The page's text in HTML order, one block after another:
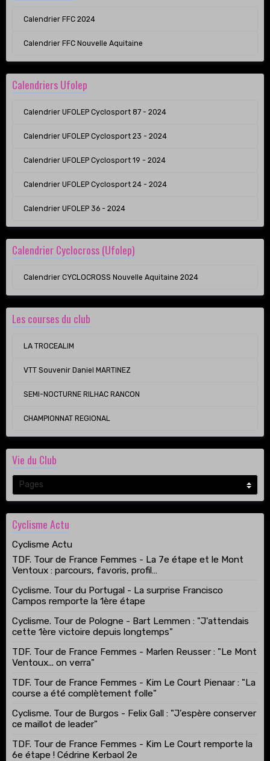
Calendrier FFC 2024
Calendrier FFC Nouvelle Aquitaine
Calendriers Ufolep
Calendrier UFOLEP Cyclosport 87 - 2024
Calendrier UFOLEP Cyclosport 23 - 2024
Calendrier UFOLEP Cyclosport 19 - 2024
Calendrier UFOLEP Cyclosport 24 - 2024
Calendrier UFOLEP 36 - 2024
Calendrier Cyclocross (Ufolep)
Calendrier CYCLOCROSS Nouvelle Aquitaine 2024
Les courses du club
LA TROCEALIM
VTT Souvenir Daniel MARTINEZ
SEMI-NOCTURNE RILHAC RANCON
CHAMPIONNAT REGIONAL
Vie du Club
Cyclisme Actu
Cyclisme Actu
TDF. Tour de France Femmes - La 7e étape et le Mont
Ventoux : parcours, favoris, profil…
Cyclisme. Tour du Portugal - La surprise Francisco
Campos remporte la 1ère étape
Cyclisme. Tour de Pologne - Bart Lemmen : "J'attendais
cette 1ère victoire depuis longtemps"
TDF. Tour de France Femmes - Marlen Reusser : "Le Mont
Ventoux... on verra"
TDF. Tour de France Femmes - Kim Le Court Pienaar : "La
course a été complètement folle"
Cyclisme. Tour de Burgos - Felix Gall : "J’espère conserver
ce maillot de leader"
TDF. Tour de France Femmes - Kim Le Court remporte la
6e étape ! Cédrine Kerbaol 2e